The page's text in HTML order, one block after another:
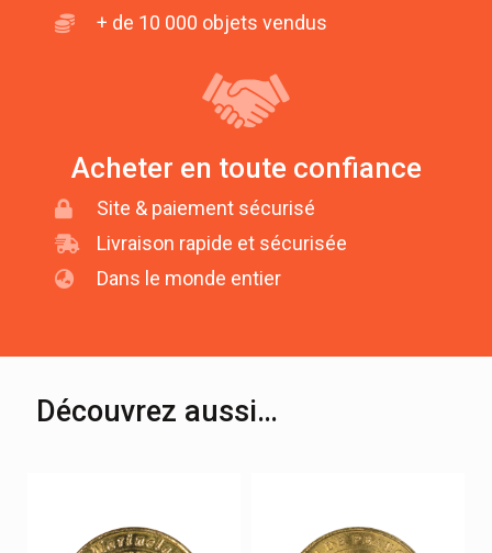
+ de 10 000 objets vendus
Acheter en toute confiance
Site & paiement sécurisé
Livraison rapide et sécurisée
Dans le monde entier
Découvrez aussi…